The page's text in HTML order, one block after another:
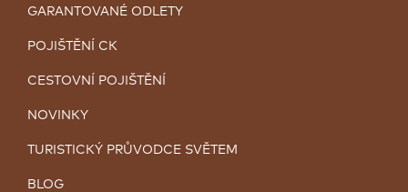
GARANTOVANÉ ODLETY
POJIŠTĚNÍ CK
CESTOVNÍ POJIŠTĚNÍ
NOVINKY
TURISTICKÝ PRŮVODCE SVĚTEM
BLOG